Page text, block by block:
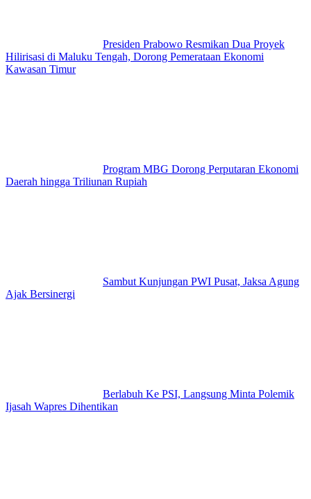
Presiden Prabowo Resmikan Dua Proyek
Hilirisasi di Maluku Tengah, Dorong Pemerataan Ekonomi
Kawasan Timur
Program MBG Dorong Perputaran Ekonomi
Daerah hingga Triliunan Rupiah
Sambut Kunjungan PWI Pusat, Jaksa Agung
Ajak Bersinergi
Berlabuh Ke PSI, Langsung Minta Polemik
Ijasah Wapres Dihentikan